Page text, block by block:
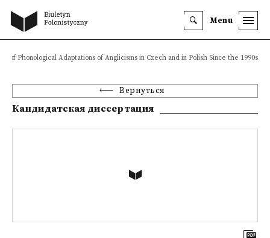
Menu
of Phonological Adaptations of Anglicisms in Czech and in Polish Since the 1990s
Вернуться
Кандидатская диссертация